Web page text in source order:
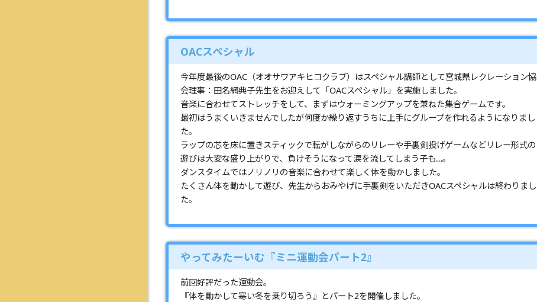
OACスペシャル
今年度最後のOAC（オオサワアキヒコクラブ）はスペシャル講師として宮城県レクレーション協
会理事：田名網典子先生をお迎えして「OACスペシャル」を実施しました。
音楽に合わせてストレッチをして、まずはウォーミングアップを兼ねた集合ゲームです。
最初はうまくいきませんでしたが何度か繰り返すうちに上手にグループを作れるようになりまし
た。
ラップの芯を床に置きスティックで転がしながらのリレーや手裏剣投げゲームなどリレー形式の
遊びは大変な盛り上がりで、負けそうになって涙を流してしまう子も…。
ダンスタイムではノリノリの音楽に合わせて楽しく体を動かしました。
たくさん体を動かして遊び、先生からおみやげに手裏剣をいただきOACスペシャルは終わりまし
た。
やってみたーいむ『ミニ運動会パート2』
前回好評だった運動会。
『体を動かして寒い冬を乗り切ろう』とパート2を開催しました。